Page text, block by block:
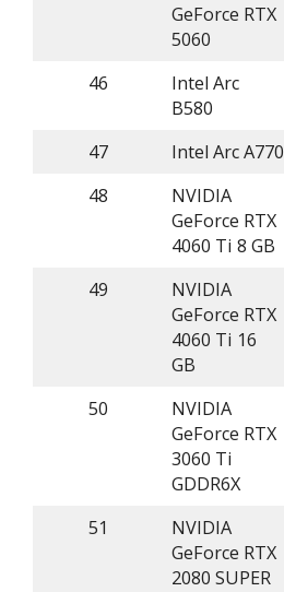
GeForce RTX
5060
46
Intel Arc
B580
47 Intel Arc A770
48
NVIDIA
GeForce RTX
4060 Ti 8 GB
49
NVIDIA
GeForce RTX
4060 Ti 16
GB
50
NVIDIA
GeForce RTX
3060 Ti
GDDR6X
51
NVIDIA
GeForce RTX
2080 SUPER